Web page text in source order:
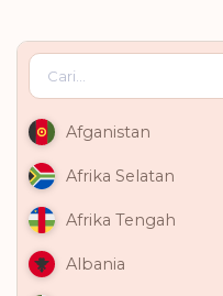
Afganistan
Afrika Selatan
Afrika Tengah
Albania